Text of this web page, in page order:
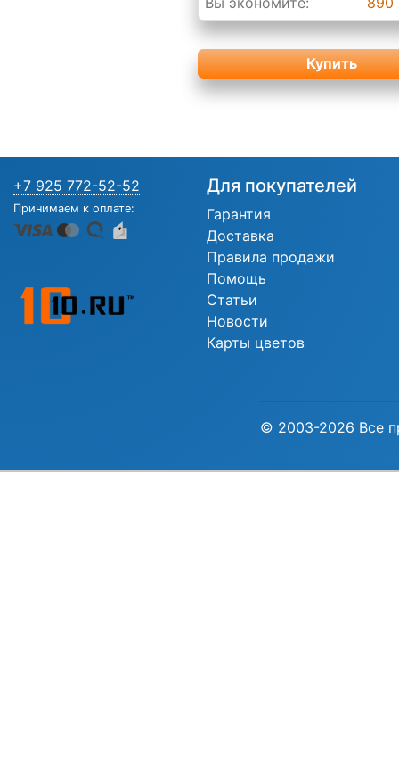
Купить
+7 925 772-52-52
Принимаем к оплате:
Для покупателей
Гарантия
Доставка
Правила продажи
Помощь
Статьи
Новости
Карты цветов
© 2003-2026 Все